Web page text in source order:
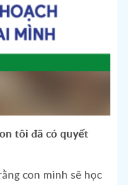
tôi đã có quyết
con mình sẽ học